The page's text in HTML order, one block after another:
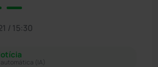
/ 15:30
(IA)